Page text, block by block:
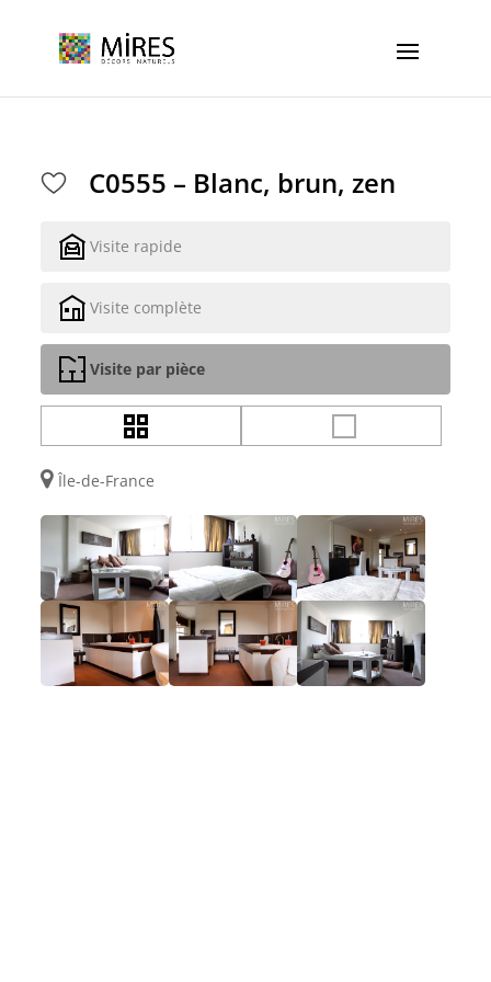
C0555 – Blanc, brun, zen
Visite rapide
Visite complète
Visite par pièce
Île-de-France